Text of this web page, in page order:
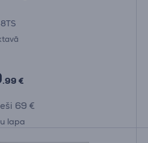
.99 €
69 €
lapa